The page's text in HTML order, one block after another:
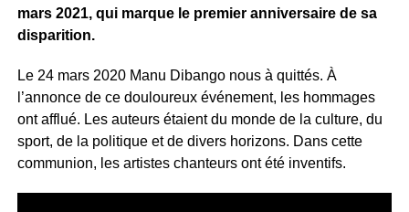
mars 2021, qui marque le premier anniversaire de sa
disparition.
Le 24 mars 2020 Manu Dibango nous à quittés. À
l’annonce de ce douloureux événement, les hommages
ont afflué. Les auteurs étaient du monde de la culture, du
sport, de la politique et de divers horizons. Dans cette
communion, les artistes chanteurs ont été inventifs.